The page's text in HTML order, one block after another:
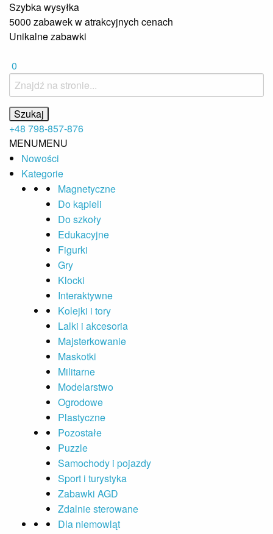
Szybka wysyłka
5000 zabawek w atrakcyjnych cenach
Unikalne zabawki
0
+48 798-857-876
MENUMENU
Nowości
Kategorie
Magnetyczne
Do kąpieli
Do szkoły
Edukacyjne
Figurki
Gry
Klocki
Interaktywne
Kolejki i tory
Lalki i akcesoria
Majsterkowanie
Maskotki
Militarne
Modelarstwo
Ogrodowe
Plastyczne
Pozostałe
Puzzle
Samochody i pojazdy
Sport i turystyka
Zabawki AGD
Zdalnie sterowane
Dla niemowląt